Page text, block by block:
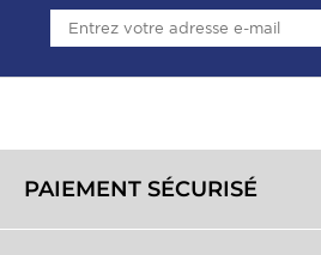
PAIEMENT SÉCURISÉ